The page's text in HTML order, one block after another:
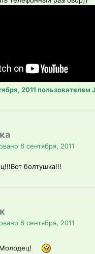
2011 пользователем
6 сентября, 2011
болтушка!!!
6 сентября, 2011
Молодец!